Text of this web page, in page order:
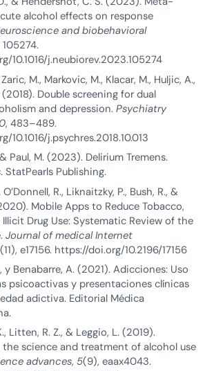
alcohol effects on response
and biobehavioral
105274.
10.1016/j.neubiorev.2023.105274
M., Markovic, M., Klacar, M., Huljic, A.,
Double screening for dual
and depression.Psychiatry
, 483–489.
10.1016/j.psychres.2018.10.013
Paul, M. (2023). Delirium Tremens.
. StatPearls Publishing.
R., Liknaitzky, P., Bush, R., &
Mobile Apps to Reduce Tobacco,
Drug Use: Systematic Review of the
Journal of medical Internet
(11), e17156. https://doi.org/10.2196/17156
y Benabarre, A. (2021). Adicciones: Uso
psicoactivas y presentaciones clínicas
adictiva. Editorial Médica
Litten, R. Z., & Leggio, L. (2019).
science and treatment of alcohol use
advances, 5(9), eaax4043.